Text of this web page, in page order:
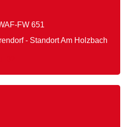
FW 651
- Standort Am Holzbach